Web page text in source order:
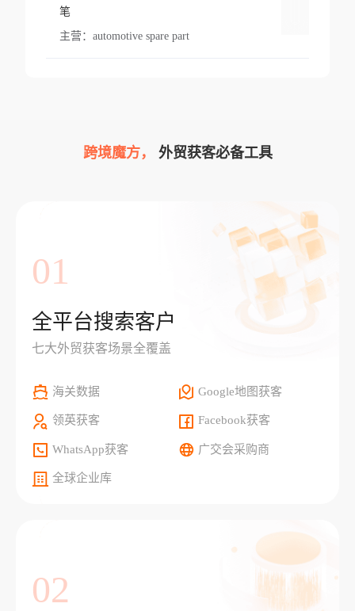
笔
主营： automotive spare part
跨境魔方， 外贸获客必备工具
01
全平台搜索客户
七大外贸获客场景全覆盖
海关数据 Google地图获客
领英获客 Facebook获客
WhatsApp获客 广交会采购商
全球企业库
02